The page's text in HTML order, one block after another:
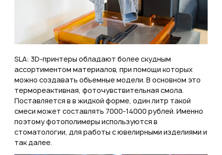
SLA: 3D-принтеры обладают более скудным
ассортиментом материалов, при помощи которых
можно создавать объемные модели. В основном это
термореактивная, фоточувствительная смола.
Поставляется в в жидкой форме, один литр такой
смеси может составлять 7000-14000 рублей. Именно
поэтому фотополимеры используются в
стоматологии, для работы с ювелирными изделиями и
так далее.